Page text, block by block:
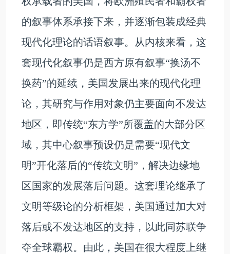
的叙事体系承接下来，并逐渐包装成经典
现代化理论的话语叙事。从内核来看，这
套现代化叙事仍是西方原有叙事“换汤不
换药”的延续，美国发展出来的现代化理
论，其研究与作用对象仍主要面向不发达
地区，即传统“东方学”所覆盖的大部分区
域，其中心叙事预设仍是需要“现代文
明”开化落后的“传统文明”，解决边缘地
区国家的发展落后问题。这套理论继承了
文明等级论的分析框架，美国通过加大对
落后或不发达地区的支持，以此同苏联争
夺全球霸权。由此，美国在很大程度上继